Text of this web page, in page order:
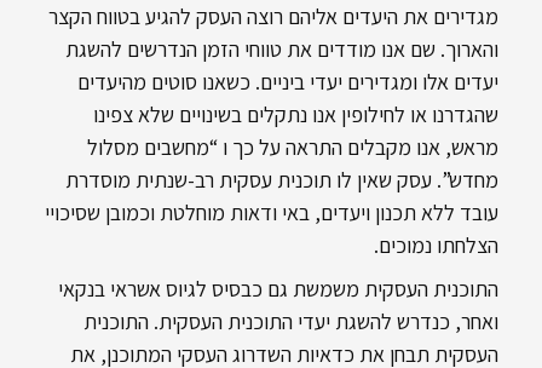
מגדירים את היעדים אליהם רוצה העסק להגיע בטווח הקצר
והארוך. שם אנו מודדים את טווחי הזמן הנדרשים להשגת
יעדים אלו ומגדירים יעדי ביניים. כשאנו סוטים מהיעדים
שהגדרנו או לחילופין אנו נתקלים בשינויים שלא צפינו
מראש, אנו מקבלים התראה על כך ו “מחשבים מסלול
מחדש”. עסק שאין לו תוכנית עסקית רב-שנתית מוסדרת
עובד ללא תכנון ויעדים, באי ודאות מוחלטת וכמובן שסיכויי
הצלחתו נמוכים.
התוכנית העסקית משמשת גם כבסיס לגיוס אשראי בנקאי
ואחר, כנדרש להשגת יעדי התוכנית העסקית. התוכנית
העסקית תבחן את כדאיות השדרוג העסקי המתוכנן, את